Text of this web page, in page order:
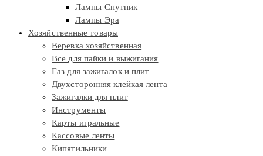
Лампы Спутник
Лампы Эра
Хозяйственные товары
Веревка хозяйственная
Все для пайки и выжигания
Газ для зажигалок и плит
Двухсторонняя клейкая лента
Зажигалки для плит
Инструменты
Карты игральные
Кассовые ленты
Кипятильники